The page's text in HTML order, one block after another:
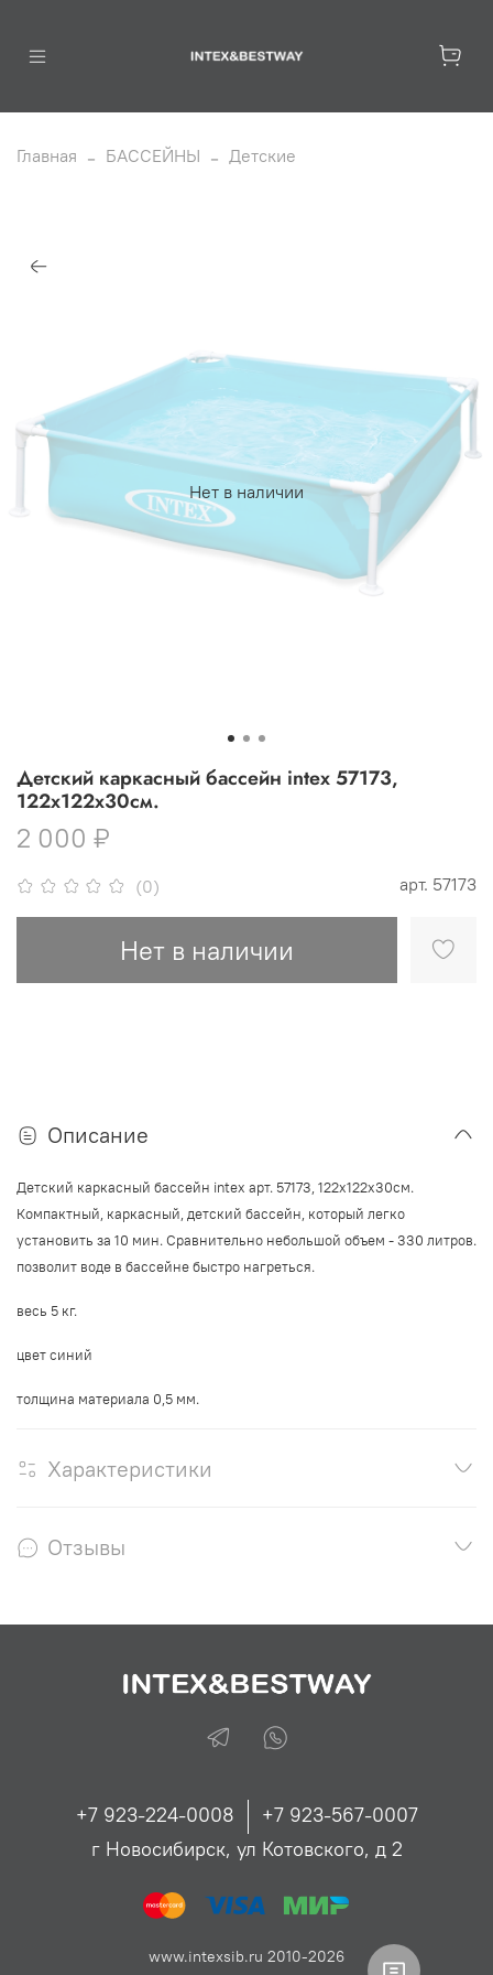
Главная БАССЕЙНЫ Детские
Нет в наличии
(0) арт. 57173
Детский каркасный бассейн intex 57173,
122х122х30см.
2 000 ₽
Нет в наличии
Описание
Детский каркасный бассейн intex арт. 57173, 122х122х30см.
Компактный, каркасный, детский бассейн, который легко
установить за 10 мин. Сравнительно небольшой объем - 330 литров.
позволит воде в бассейне быстро нагреться.
весь 5 кг.
цвет синий
толщина материала 0,5 мм.
Характеристики
Отзывы
+7 923-224-0008
+7 923-567-0007
г Новосибирск, ул Котовского, д 2
www.intexsib.ru 2010-2026